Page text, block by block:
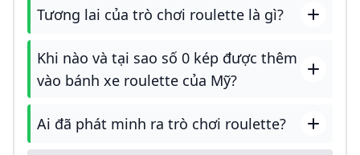
Tương lai của trò chơi roulette là gì?
Khi nào và tại sao số 0 kép được thêm
vào bánh xe roulette của Mỹ?
Ai đã phát minh ra trò chơi roulette?